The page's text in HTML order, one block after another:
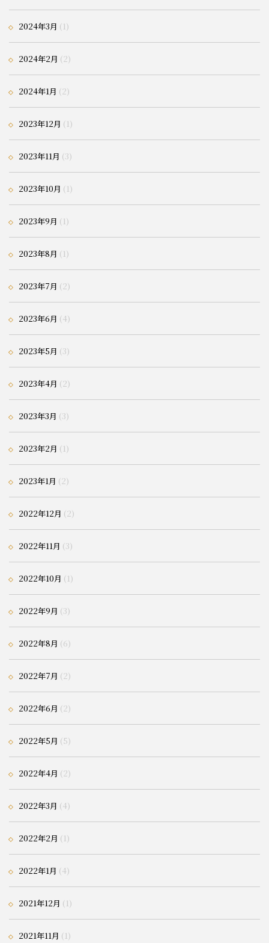
2024年3月 (1)
2024年2月 (2)
2024年1月 (2)
2023年12月 (1)
2023年11月 (3)
2023年10月 (1)
2023年9月 (1)
2023年8月 (1)
2023年7月 (2)
2023年6月 (4)
2023年5月 (3)
2023年4月 (2)
2023年3月 (3)
2023年2月 (1)
2023年1月 (2)
2022年12月 (2)
2022年11月 (3)
2022年10月 (1)
2022年9月 (3)
2022年8月 (6)
2022年7月 (2)
2022年6月 (2)
2022年5月 (5)
2022年4月 (2)
2022年3月 (4)
2022年2月 (1)
2022年1月 (4)
2021年12月 (1)
2021年11月 (1)